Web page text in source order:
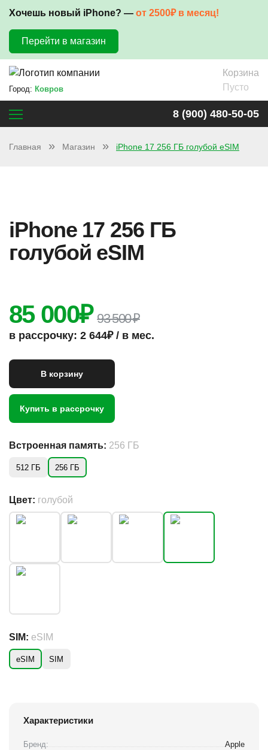
Хочешь новый iPhone? — от 2500₽ в месяц!
Перейти в магазин
Город: Ковров
Корзина
Пусто
8 (900) 480-50-05
Главная Магазин iPhone 17 256 ГБ голубой eSIM
iPhone 17 256 ГБ
голубой eSIM
85 000₽ 93 500 ₽
в рассрочку: 2 644₽ / в мес.
В корзину
Купить в рассрочку
Встроенная память: 256 ГБ
512 ГБ 256 ГБ
Цвет: голубой
SIM: eSIM
eSIM SIM
Характеристики
Бренд: Apple